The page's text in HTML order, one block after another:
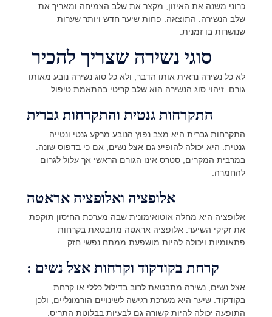
כרוני משנה את האיזון, מקצר את שלב הצמיחה ומאריך את
שלב הנשירה. התוצאה: פחות שיער חדש ויותר שערות
שנושרות בו זמנית.
סוגי נשירה שצריך להכיר
לא כל נשירה נראית אותו הדבר, ולא כל סוג נשירה נובע מאותו
גורם. זיהוי סוג הנשירה הוא שלב קריטי בהתאמת טיפול.
התקרחות גנטית והתקרחות גברית
התקרחות גברית היא מצב נפוץ הנובע מרקע גנטי ונטייה
גנטית. היא יכולה להופיע גם אצל נשים, אם כי בדפוס שונה.
במרבית המקרים, סטרס אינו הגורם הראשי אך עלול לגרום
להחמרה.
אלופציה ואלופציה אראטה
אלופציה היא מחלה אוטואימונית שבה מערכת החיסון תוקפת
את זקיקי השיער. אלופציה אראטה מתבטאת בקרחות
פתאומיות ויכולה להיות מושפעת ממתח נפשי חזק.
: קרחת בקודקוד וקרחות אצל נשים
אצל נשים, נשירה מתבטאת לרוב בדילול כללי או קרחת
בקודקוד. שיער היא מערכת רגישה לשינויים הורמונליים, ולכן
התופעה יכולה להיות קשורה גם לבעיות בבלוטת התריס.